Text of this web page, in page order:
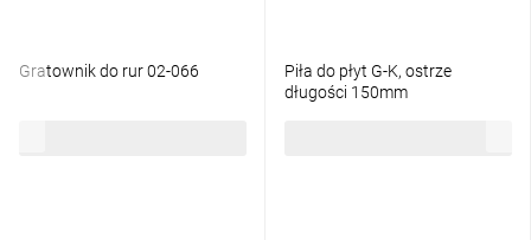
Gratownik do rur 02-066
Piła do płyt G-K, ostrze
długości 150mm